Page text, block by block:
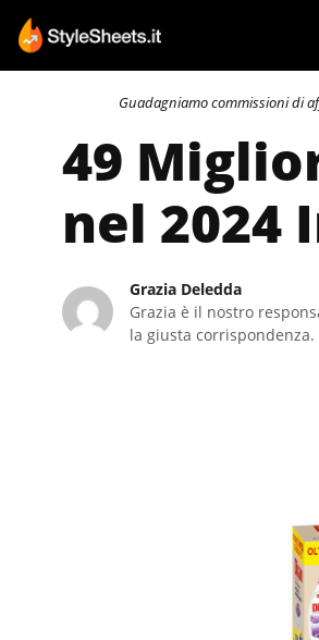
Guadagniamo commissioni di
49
nel 2024
Grazia Deledda
Grazia è il nostro
la giusta